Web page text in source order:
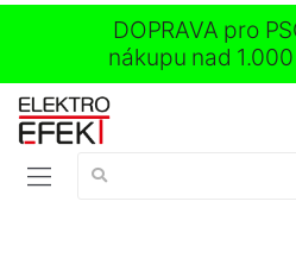
DOPRAVA pro
nákupu nad
Vyhledávání: